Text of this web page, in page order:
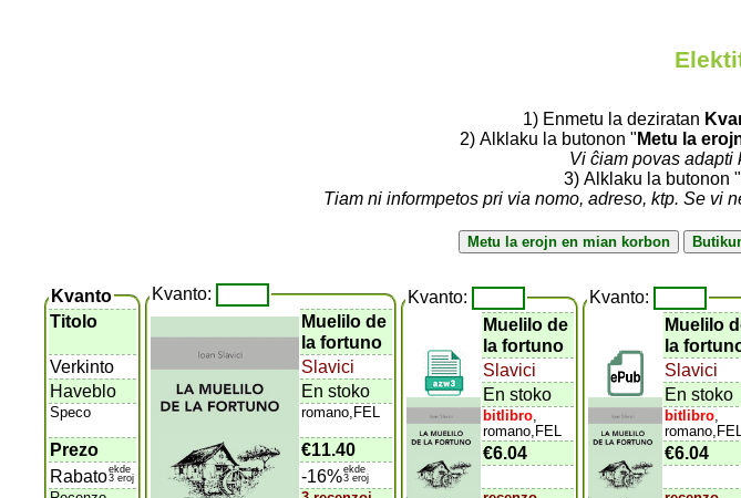
1) Enmetu la deziratan
2) Alklaku la butonon " Metu la
Vi ĉiam povas adapti
3) Alklaku la butonon "
Tiam ni informpetos pri via nomo, adreso, ktp. Se vi
Kvanto
Titolo
Verkinto
Haveblo
Speco
Prezo
Rabatoekde
3 eroj
Kvanto:
Muelilo de
la fortuno
Slavici
En stoko
romano,FEL
€11.40
-16%ekde
3 eroj
Kvanto:
Muelilo de
la fortuno
Slavici
En stoko
bitlibro
romano,FEL
€6.04
Kvanto:
Muelilo
la
Slavici
En stoko
bitlibro
romano,FEL
€6.04